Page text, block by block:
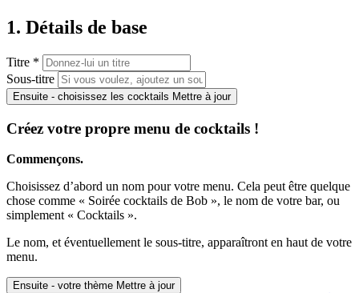
1. Détails de base
Titre *
Sous-titre
Ensuite - choisissez les cocktails Mettre à jour
Créez votre propre menu de cocktails !
Commençons.
Choisissez d’abord un nom pour votre menu. Cela peut être quelque
chose comme « Soirée cocktails de Bob », le nom de votre bar, ou
simplement « Cocktails ».
Le nom, et éventuellement le sous-titre, apparaîtront en haut de votre
menu.
Ensuite - votre thème Mettre à jour